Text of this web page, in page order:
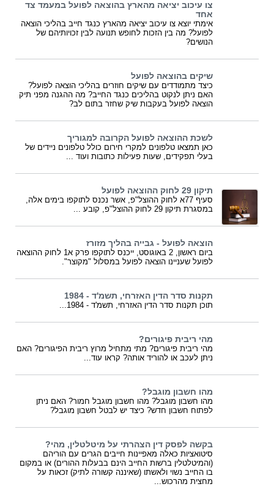
צו עיכוב יציאה מהארץ בהוצאה לפועל במעמד צד
אחד
אימתי יוצא צו עיכוב יציאה מהארץ כנגד חייב בהליכי הוצאה
לפועל? מה בין הזכות לחופש תנועה לבין זכויותיהם של
הנושים?
שיקים בהוצאה לפועל
כיצד מתמודדים עם שיקים חוזרים בהליכי הוצאה לפועל?
האם ניתן לנקוט בהליכים כנגד החייב? מה ההגנה מפני תיק
הוצאה לפועל בעקבות שיק שחזר בתום לב?
לשכת ההוצאה לפועל הקרובה למגוריך
כאן תמצאו טלפונים למקרי חירום כולל טלפונים ניידים של
בעלי תפקידים, שעות פעילות כתובות ועוד ...
תיקון 29 לחוק ההוצאה לפועל
סעיף 77א לחוק ההוצל"פ, אשר נכנס לתוקפו בימים אלה,
במסגרת תיקון 29 לחוק ההוצל"פ, קובע ...
הוצאה לפועל - גבייה בהליך מזורז
ביום ראשון, 2 באוגוסט, ייכנס לתוקפו פרק א1 לחוק ההוצאה
לפועל שעניינו הוצאה לפועל במסלול "מקוצר".
תקנות סדר הדין האזרחי, תשמ'ד - 1984
תוכן תקנות סדר הדין האזרחי, תשמ'ד - 1984...
מהי ריבית פיגורים?
מהי ריבית פיגורים? מתי מתחיל מרוץ ריבית הפיגורים? האם
ניתן לעכב או להוריד אותה? קראו עוד...
מהו חשבון מוגבל?
מהו חשבון מוגבל? מהו חשבון מוגבל חמור? האם ניתן
לפתוח חשבון חדש? כיצד יש לבטל חשבון מוגבל?
בקשה לפסק דין הצהרתי על מיטלטלין, מהי?
סיטואציות כאלה מאפיינות חייבים הגרים עם הוריהם
(והמיטלטלין ברשות החייב הינם בבעלות ההורים) או במקום
בו החייב נשוי ולאשתו (שאיננה קשורה לתיק) זכאות על
מחצית מהרכוש...